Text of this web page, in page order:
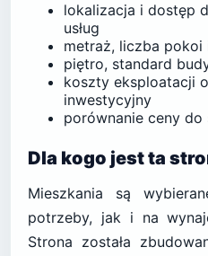
lokalizacja i dostęp
usług
metraż, liczba pokoi
piętro, standard
koszty eksploatacji
inwestycyjny
porównanie ceny
Dla kogo jest ta
Mieszkania są
potrzeby, jak i na
Strona została